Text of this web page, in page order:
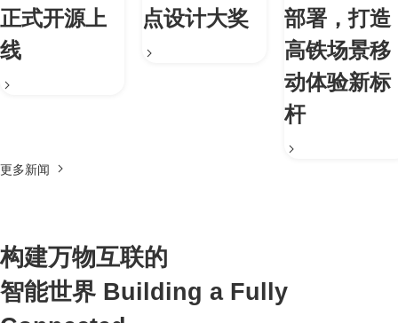
正式开源上
线
点设计大奖
部署，打造
高铁场景移
动体验新标
杆
更多新闻
构建万物互联的
智能世界 Building a Fully